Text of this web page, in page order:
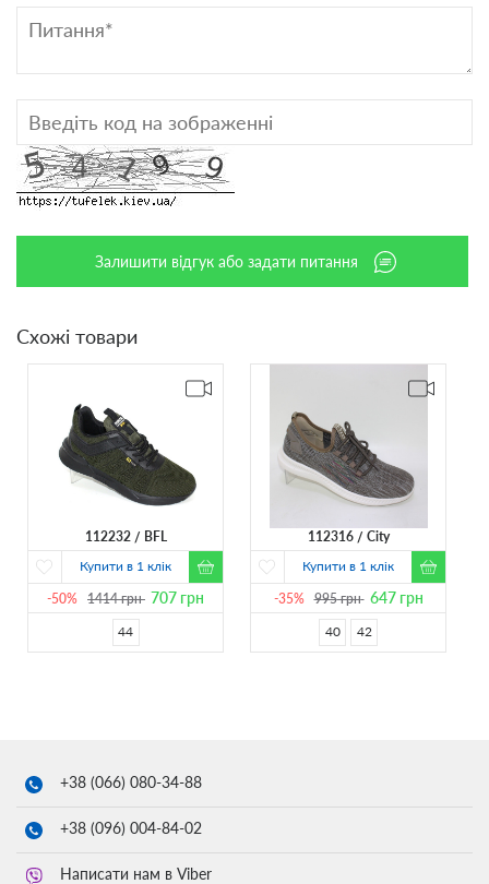
Залишити відгук або задати питання
Схожі товари
112232
BFL
Купити в 1 клік
-50% 1414грн 707 грн
44
112316
City
Купити в 1 клік
-35% 995грн 647грн
40 42
+38 (066) 080-34-88
+38 (096) 004-84-02
Написати нам в Viber